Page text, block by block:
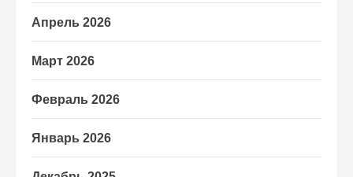
Апрель 2026
Март 2026
Февраль 2026
Январь 2026